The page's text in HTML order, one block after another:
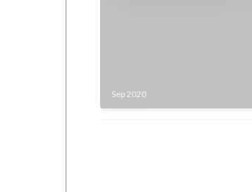
Sep 2020